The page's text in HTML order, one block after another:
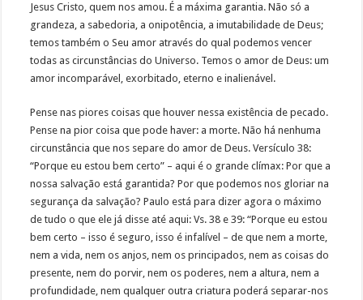
Jesus Cristo, quem nos amou. É a máxima garantia. Não só a
grandeza, a sabedoria, a onipotência, a imutabilidade de Deus;
temos também o Seu amor através do qual podemos vencer
todas as circunstâncias do Universo. Temos o amor de Deus: um
amor incomparável, exorbitado, eterno e inalienável.
Pense nas piores coisas que houver nessa existência de pecado.
Pense na pior coisa que pode haver: a morte. Não há nenhuma
circunstância que nos separe do amor de Deus. Versículo 38:
“Porque eu estou bem certo” – aqui é o grande clímax: Por que a
nossa salvação está garantida? Por que podemos nos gloriar na
segurança da salvação? Paulo está para dizer agora o máximo
de tudo o que ele já disse até aqui: Vs. 38 e 39: “Porque eu estou
bem certo – isso é seguro, isso é infalível – de que nem a morte,
nem a vida, nem os anjos, nem os principados, nem as coisas do
presente, nem do porvir, nem os poderes, nem a altura, nem a
profundidade, nem qualquer outra criatura poderá separar-nos